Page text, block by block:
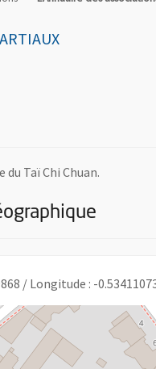
Taï Chi Chuan.
/ Longitude : -